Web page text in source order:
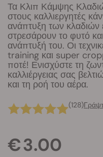
Τα Κλιπ Κάμψης
στους καλλιεργητές
ανάπτυξη των κλαδιών
στρεσάρουν το φυτό
ανάπτυξή του. Οι
training και super
ποτέ! Ενισχύστε τη
καλλιέργειας σας
και τη ροή του αέρα.
(128)
€ 3.00